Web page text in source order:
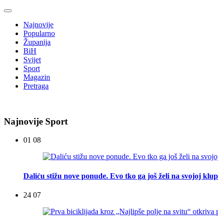
Najnovije
Popularno
Županija
BiH
Svijet
Sport
Magazin
Pretraga
Najnovije Sport
01 08
Daliću stižu nove ponude. Evo tko ga još želi na svojoj
24 07